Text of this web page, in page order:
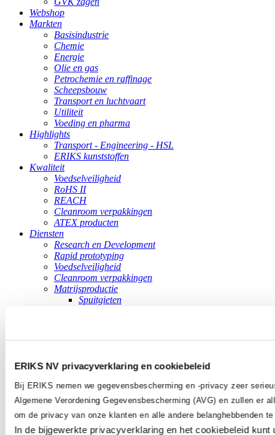
ERIKS NV privacyverklaring en cookiebeleid
Bij ERIKS nemen we gegevensbescherming en -privacy zeer
Algemene Verordening Gegevensbescherming (AVG) en zullen er
om de privacy van onze klanten en alle andere belanghebbenden
In de bijgewerkte privacyverklaring en het cookiebeleid kunt
Webshop
Markten
Basisindustrie
Chemie
Energie
Olie en gas
Petrochemie en raffinage
Scheepsbouw
Transport en luchtvaart
Utiliteit
Voeding en pharma
Highlights
Transport - Engineering - HSL
ERIKS kunststoffen
Kwaliteit
Voedselveiligheid
RoHS II
REACH
Cleanroom verpakkingen
ATEX producten
Diensten
Research en Development
Rapid prototyping
Voedselveiligheid
Cleanroom verpakkingen
Matrijsproductie
Spuitgieten
Vacuümvormen
Tools
Identificatie technische kunststoffen
Downloads
pdf reaction form